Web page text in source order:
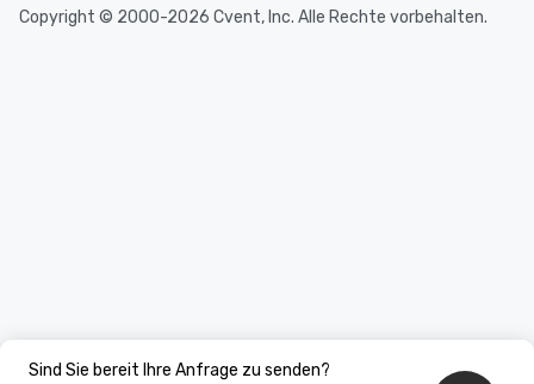
Sind Sie bereit Ihre Anfrage zu senden?
Copyright © 2000-2026 Cvent, Inc. Alle Rechte vorbehalten.